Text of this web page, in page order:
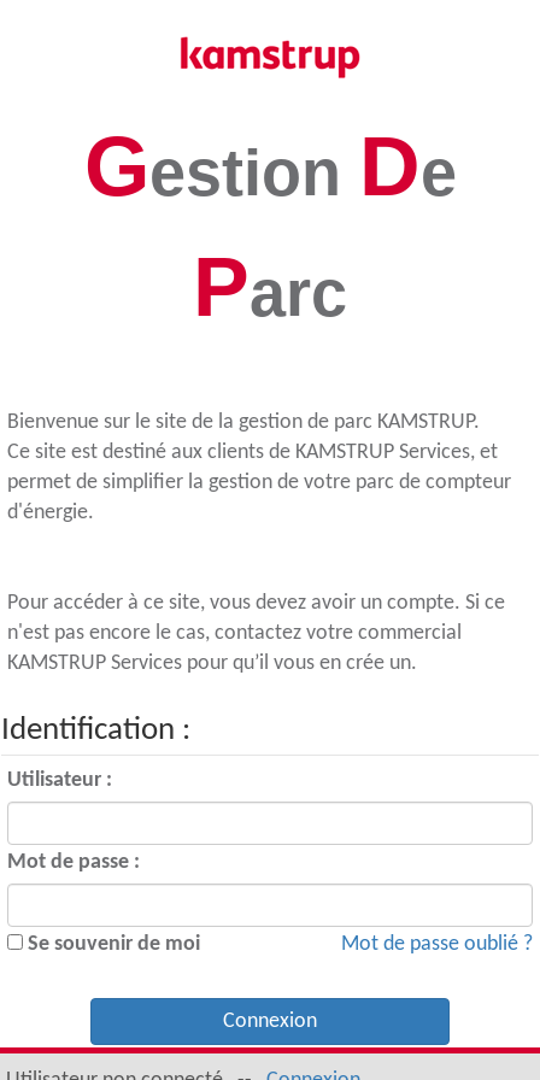
Gestion De
Parc
Bienvenue sur le site de la gestion de parc KAMSTRUP.
Ce site est destiné aux clients de KAMSTRUP Services, et
permet de simplifier la gestion de votre parc de compteur
d'énergie.
Pour accéder à ce site, vous devez avoir un compte. Si ce
n'est pas encore le cas, contactez votre commercial
KAMSTRUP Services pour qu’il vous en crée un.
Identification :
Utilisateur :
Mot de passe :
Se souvenir de moi Mot de passe oublié ?